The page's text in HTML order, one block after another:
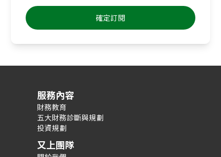
服務內容
財務教育
五大財務診斷與規劃
投資規劃
又上團隊